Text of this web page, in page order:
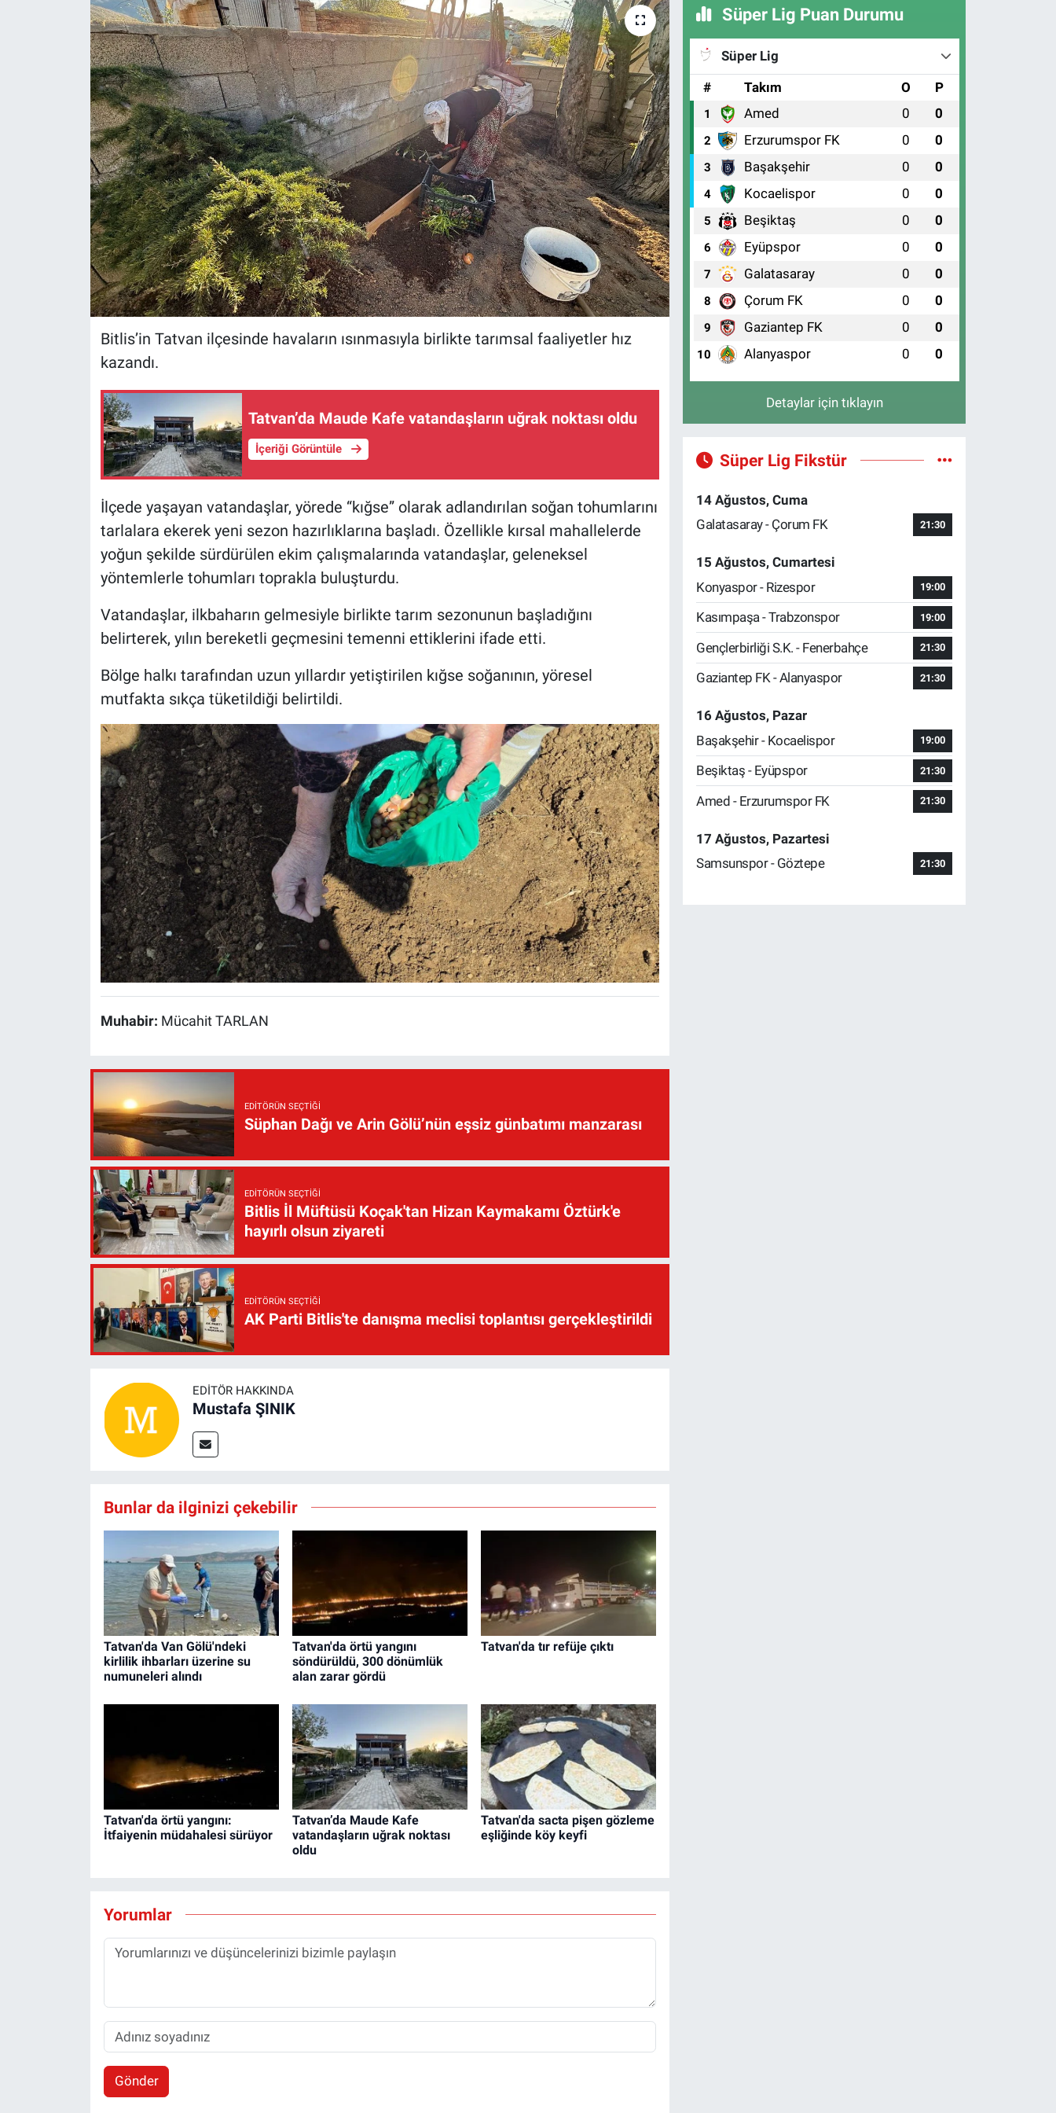
Bitlis’in Tatvan ilçesinde havaların ısınmasıyla birlikte tarımsal faaliyetler hız
kazandı.
Tatvan’da Maude Kafe vatandaşların uğrak noktası oldu
İçeriği Görüntüle
İlçede yaşayan vatandaşlar, yörede “kığse” olarak adlandırılan soğan tohumlarını
tarlalara ekerek yeni sezon hazırlıklarına başladı. Özellikle kırsal mahallelerde
yoğun şekilde sürdürülen ekim çalışmalarında vatandaşlar, geleneksel
yöntemlerle tohumları toprakla buluşturdu.
Vatandaşlar, ilkbaharın gelmesiyle birlikte tarım sezonunun başladığını
belirterek, yılın bereketli geçmesini temenni ettiklerini ifade etti.
Bölge halkı tarafından uzun yıllardır yetiştirilen kığse soğanının, yöresel
mutfakta sıkça tüketildiği belirtildi.
Muhabir: Mücahit TARLAN
EDITÖRÜN SEÇTIĞI
Süphan Dağı ve Arin Gölü’nün eşsiz günbatımı manzarası
EDITÖRÜN SEÇTIĞI
Bitlis İl Müftüsü Koçak'tan Hizan Kaymakamı Öztürk'e
hayırlı olsun ziyareti
EDITÖRÜN SEÇTIĞI
AK Parti Bitlis'te danışma meclisi toplantısı gerçekleştirildi
EDITÖR HAKKINDA
Mustafa ŞINIK
Bunlar da ilginizi çekebilir
Tatvan'da Van Gölü'ndeki
kirlilik ihbarları üzerine su
numuneleri alındı
Tatvan'da örtü yangını
söndürüldü, 300 dönümlük
alan zarar gördü
Tatvan'da tır refüje çıktı
Tatvan'da örtü yangını:
İtfaiyenin müdahalesi sürüyor
Tatvan’da Maude Kafe
vatandaşların uğrak noktası
oldu
Tatvan'da sacta pişen gözleme
eşliğinde köy keyfi
Yorumlar
Gönder
Süper Lig Puan Durumu
Süper Lig
#
Takım O P
1 Amed 0 0
2 Erzurumspor FK 0 0
3 Başakşehir 0 0
4 Kocaelispor 0 0
5 Beşiktaş 0 0
6 Eyüpspor 0 0
7 Galatasaray 0 0
8 Çorum FK 0 0
9 Gaziantep FK 0 0
10 Alanyaspor 0 0
Detaylar için tıklayın
Süper Lig Fikstür
14 Ağustos, Cuma
Galatasaray - Çorum FK
21:30
15 Ağustos, Cumartesi
Konyaspor - Rizespor
19:00
Kasımpaşa - Trabzonspor 19:00
Gençlerbirliği S.K. - Fenerbahçe 21:30
Gaziantep FK - Alanyaspor 21:30
16 Ağustos, Pazar
Başakşehir - Kocaelispor
19:00
Beşiktaş - Eyüpspor 21:30
Amed - Erzurumspor FK 21:30
17 Ağustos, Pazartesi
Samsunspor - Göztepe
21:30
Gündem
Kültür-Sanat
Magazin
Politika
Resmi İlanlar